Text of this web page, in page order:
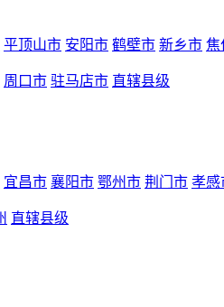
平顶山市 安阳市 鹤壁市 新乡市 焦
周口市 驻马店市 直辖县级
宜昌市 襄阳市 鄂州市 荆门市 孝感
直辖县级